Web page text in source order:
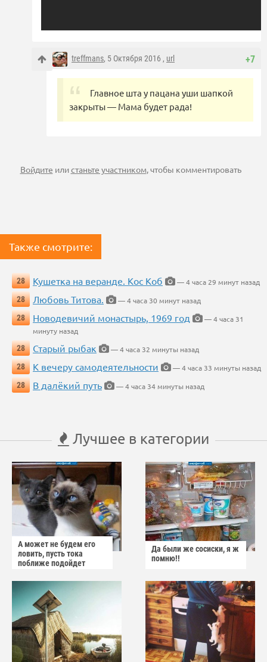
+7
treffmans, 5 Октября 2016 , url
Главное шта у пацана уши шапкой
закрыты — Мама будет рада!
Войдите илистаньте участником, чтобы комментировать
Также смотрите:
28 Кушетка на веранде. Кос Коб
— 4 часа 29 минут назад
28
Любовь Титова.
— 4 часа 30 минут назад
28
Новодевичий монастырь, 1969 год
— 4 часа 31
минуту назад
28
Старый рыбак
— 4 часа 32 минуты назад
28
К вечеру самодеятельности
— 4 часа 33 минуты назад
28
В далёкий путь — 4 часа 34 минуты назад
Лучшее в категории
А может не будем его
ловить, пусть тока
поближе подойдет
Да были же сосиски, я ж
помню!!